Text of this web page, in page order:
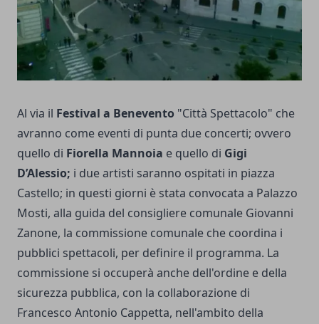
Al via il Festival a Benevento "Città Spettacolo" che
avranno come eventi di punta due concerti; ovvero
quello di Fiorella Mannoia e quello di Gigi
D’Alessio; i due artisti saranno ospitati in piazza
Castello; in questi giorni è stata convocata a Palazzo
Mosti, alla guida del consigliere comunale Giovanni
Zanone, la commissione comunale che coordina i
pubblici spettacoli, per definire il programma. La
commissione si occuperà anche dell'ordine e della
sicurezza pubblica, con la collaborazione di
Francesco Antonio Cappetta, nell'ambito della